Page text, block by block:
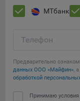
Яндекс.Метрика,
собирают
улучшения.
сайта Общества
выявлять
рекламы.
МТбанк
Телефон
Предварительно
данных ООО «Майфин»,
обработкой
Принимаю условия